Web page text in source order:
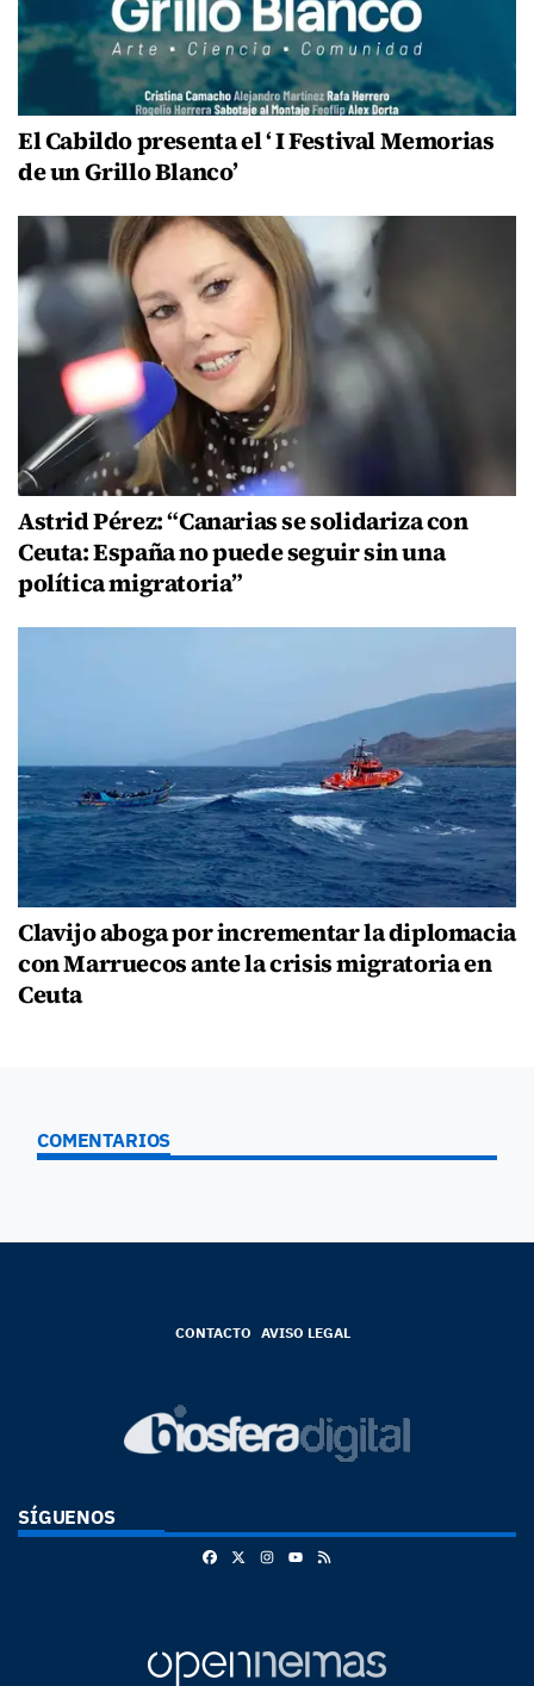
El Cabildo presenta el ‘ I Festival Memorias
de un Grillo Blanco’
Astrid Pérez: “Canarias se solidariza con
Ceuta: España no puede seguir sin una
política migratoria”
Clavijo aboga por incrementar la diplomacia
con Marruecos ante la crisis migratoria en
Ceuta
COMENTARIOS
CONTACTO AVISO LEGAL
SÍGUENOS
FacebookInstagram